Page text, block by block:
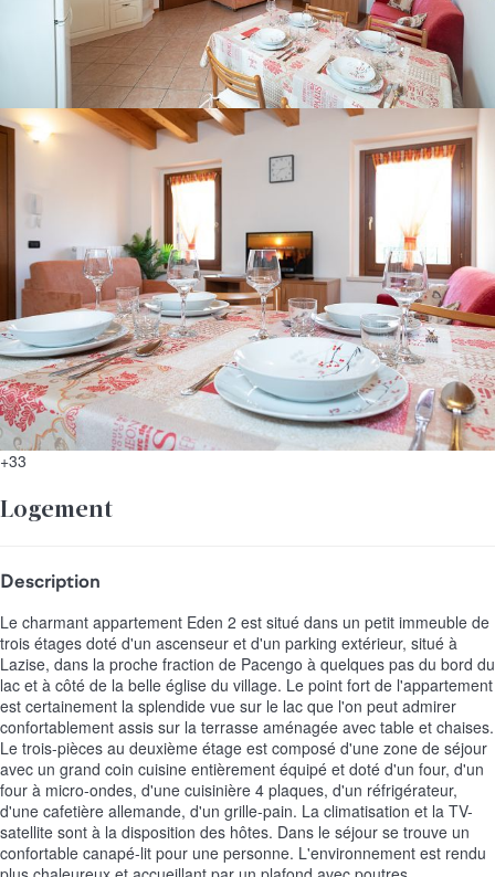
+33
Logement
Description
Le charmant appartement Eden 2 est situé dans un petit immeuble de
trois étages doté d'un ascenseur et d'un parking extérieur, situé à
Lazise, dans la proche fraction de Pacengo à quelques pas du bord du
lac et à côté de la belle église du village. Le point fort de l'appartement
est certainement la splendide vue sur le lac que l'on peut admirer
confortablement assis sur la terrasse aménagée avec table et chaises.
Le trois-pièces au deuxième étage est composé d'une zone de séjour
avec un grand coin cuisine entièrement équipé et doté d'un four, d'un
four à micro-ondes, d'une cuisinière 4 plaques, d'un réfrigérateur,
d'une cafetière allemande, d'un grille-pain. La climatisation et la TV-
satellite sont à la disposition des hôtes. Dans le séjour se trouve un
confortable canapé-lit pour une personne. L'environnement est rendu